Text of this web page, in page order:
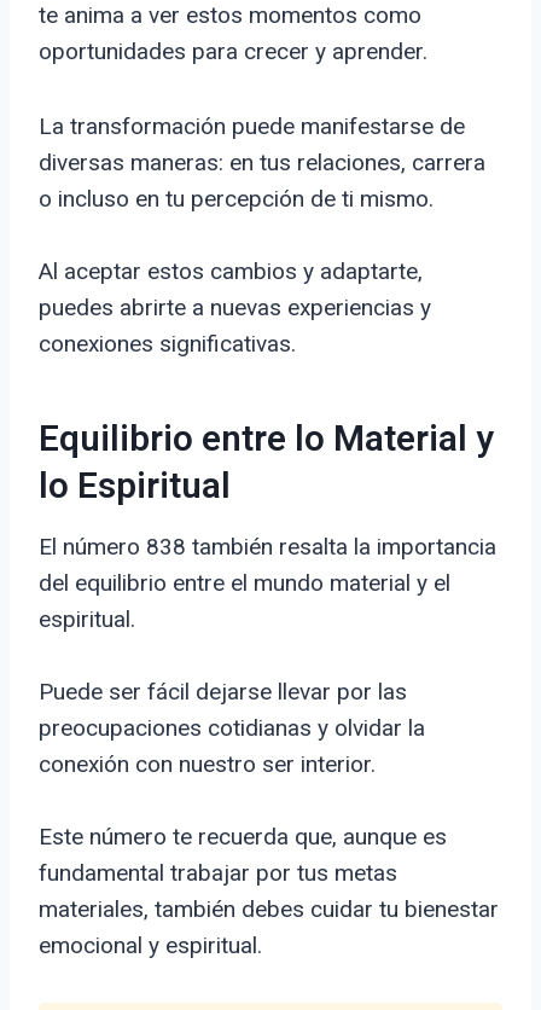
te anima a ver estos momentos como
oportunidades para crecer y aprender.
La transformación puede manifestarse de
diversas maneras: en tus relaciones, carrera
o incluso en tu percepción de ti mismo.
Al aceptar estos cambios y adaptarte,
puedes abrirte a nuevas experiencias y
conexiones significativas.
Equilibrio entre lo Material y
lo Espiritual
El número 838 también resalta la importancia
del equilibrio entre el mundo material y el
espiritual.
Puede ser fácil dejarse llevar por las
preocupaciones cotidianas y olvidar la
conexión con nuestro ser interior.
Este número te recuerda que, aunque es
fundamental trabajar por tus metas
materiales, también debes cuidar tu bienestar
emocional y espiritual.